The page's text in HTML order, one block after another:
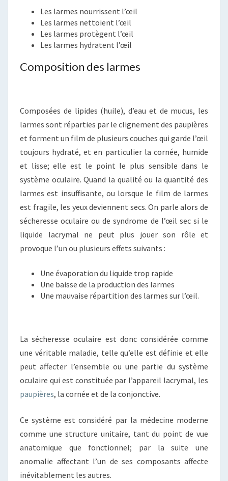
Les larmes nourrissent l’œil
Les larmes nettoient l’œil
Les larmes protègent l’œil
Les larmes hydratent l’œil
Composition des larmes
Composées de lipides (huile), d’eau et de mucus, les
larmes sont réparties par le clignement des paupières
et forment un film de plusieurs couches qui garde l’œil
toujours hydraté, et en particulier la cornée, humide
et lisse; elle est le point le plus sensible dans le
système oculaire. Quand la qualité ou la quantité des
larmes est insuffisante, ou lorsque le film de larmes
est fragile, les yeux deviennent secs. On parle alors de
sécheresse oculaire ou de syndrome de l’œil sec si le
liquide lacrymal ne peut plus jouer son rôle et
provoque l’un ou plusieurs effets suivants :
Une évaporation du liquide trop rapide
Une baisse de la production des larmes
Une mauvaise répartition des larmes sur l’œil.
La sécheresse oculaire est donc considérée comme
une véritable maladie, telle qu’elle est définie et elle
peut affecter l’ensemble ou une partie du système
oculaire qui est constituée par l’appareil lacrymal, les
paupières, la cornée et de la conjonctive.
Ce système est considéré par la médecine moderne
comme une structure unitaire, tant du point de vue
anatomique que fonctionnel; par la suite une
anomalie affectant l’un de ses composants affecte
inévitablement les autres.